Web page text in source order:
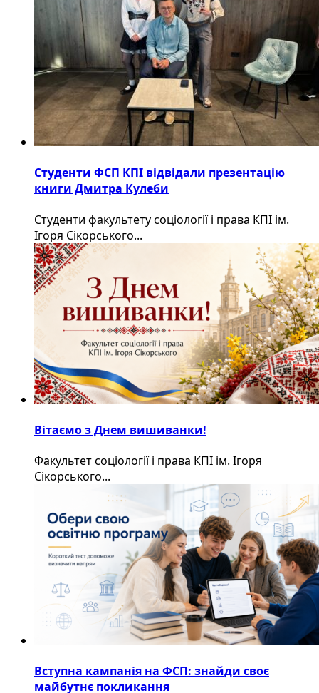
Студенти ФСП КПІ відвідали презентацію
книги Дмитра Кулеби
Студенти факультету соціології і права КПІ ім.
Ігоря Сікорського...
Вітаємо з Днем вишиванки!
Факультет соціології і права КПІ ім. Ігоря
Сікорського...
Вступна кампанія на ФСП: знайди своє
майбутнє покликання